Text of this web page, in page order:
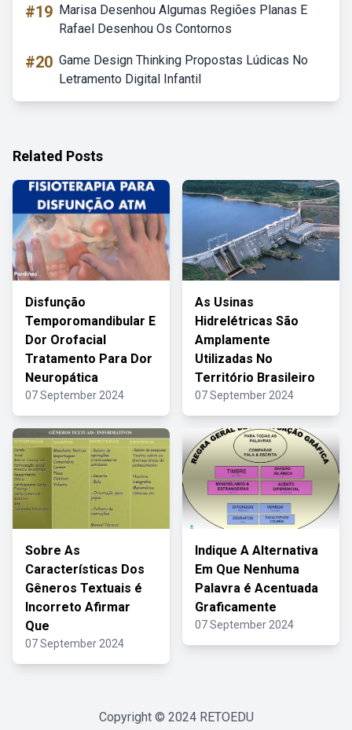
#19 Marisa Desenhou Algumas Regiões Planas E
Rafael Desenhou Os Contornos
#20 Game Design Thinking Propostas Lúdicas No
Letramento Digital Infantil
Related Posts
Disfunção
Temporomandibular E
Dor Orofacial
Tratamento Para Dor
Neuropática
07 September 2024
As Usinas
Hidrelétricas São
Amplamente
Utilizadas No
Território Brasileiro
07 September 2024
Sobre As
Características Dos
Gêneros Textuais é
Incorreto Afirmar
Que
07 September 2024
Indique A Alternativa
Em Que Nenhuma
Palavra é Acentuada
Graficamente
07 September 2024
Copyright © 2024 RETOEDU